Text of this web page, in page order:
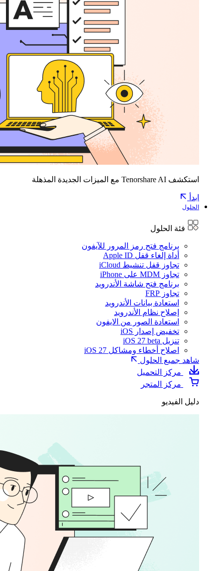
استكشف Tenorshare AI مع الميزات الجديدة المذهلة
ابدأ
الحلول
فئة الحلول
برنامج فتح رمز المرور للآيفون
أداة إلغاء قفل Apple ID
تجاوز قفل تنشيط iCloud
تجاوز MDM على iPhone
برنامج فتح شاشة الأندرويد
تجاوز FRP
استعادة بيانات الأندرويد
إصلاح نظام الأندرويد
استعادة الصور من الايفون
تخفيض إصدار iOS
تنزيل iOS 27 beta
اصلاح أخطاء ومشاكل iOS 27
شاهد جميع الحلول
مركز التحميل
مركز المتجر
دليل الفيديو